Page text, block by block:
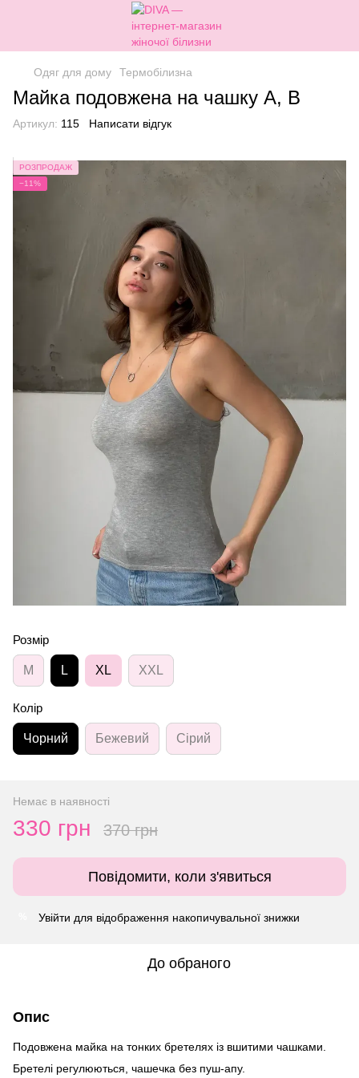
Одяг для дому Термобілизна
Майка подовжена на чашку А, В
Артикул: 115 Написати відгук
РОЗПРОДАЖ
−11%
Розмір
M L XL XXL
Колір
Чорний Бежевий Сірий
Немає в наявності
330 грн 370 грн
Повідомити, коли з'явиться
Увійти для відображення накопичувальної знижки
До обраного
Опис
Подовжена майка на тонких бретелях із вшитими чашками.
Бретелі регулюються, чашечка без пуш-апу.